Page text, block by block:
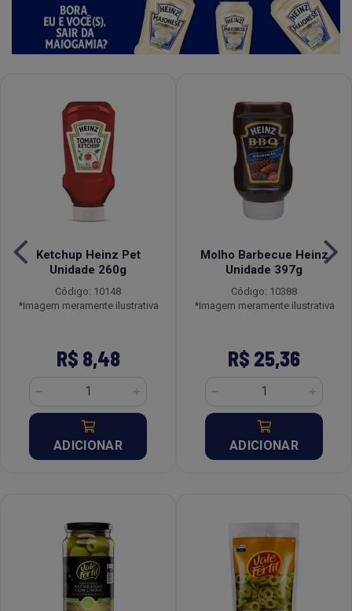
Ketchup Heinz Pet
Unidade 260g
Código: 10148
*Imagem meramente ilustrativa
R$ 8,48
ADICIONAR
Molho Barbecue Heinz
Unidade 397g
Código: 10388
*Imagem meramente ilustrativa
R$ 25,36
ADICIONAR